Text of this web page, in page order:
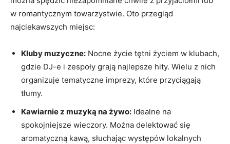
w romantycznym towarzystwie. Oto przegląd
najciekawszych miejsc:
Kluby muzyczne: Nocne życie tętni życiem w klubach,
gdzie DJ-e i zespoły grają najlepsze hity. Wielu z nich
organizuje tematyczne imprezy, które przyciągają
tłumy.
Kawiarnie z muzyką na żywo: Idealne na
spokojniejsze wieczory. Można delektować się
aromatyczną kawą, słuchając występów lokalnych